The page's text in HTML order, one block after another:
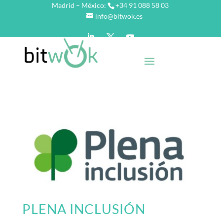
Madrid – México:
+34 91 088 58 03
info@bitwok.es
PLENA INCLUSIÓN